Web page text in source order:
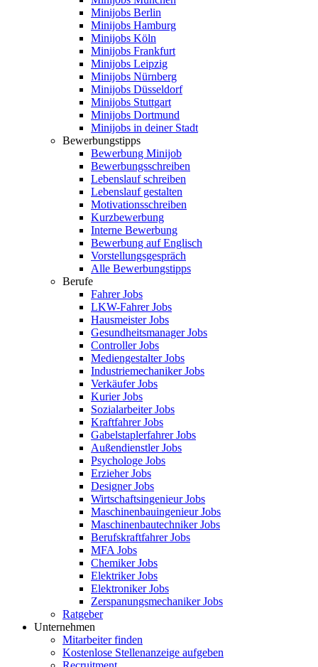
Minijobs Berlin
Minijobs Hamburg
Minijobs Köln
Minijobs Frankfurt
Minijobs Leipzig
Minijobs Nürnberg
Minijobs Düsseldorf
Minijobs Stuttgart
Minijobs Dortmund
Minijobs in deiner Stadt
Bewerbungstipps
Bewerbung Minijob
Bewerbungsschreiben
Lebenslauf schreiben
Lebenslauf gestalten
Motivationsschreiben
Kurzbewerbung
Interne Bewerbung
Bewerbung auf Englisch
Vorstellungsgespräch
Alle Bewerbungstipps
Berufe
Fahrer Jobs
LKW-Fahrer Jobs
Hausmeister Jobs
Gesundheitsmanager Jobs
Controller Jobs
Mediengestalter Jobs
Industriemechaniker Jobs
Verkäufer Jobs
Kurier Jobs
Sozialarbeiter Jobs
Kraftfahrer Jobs
Gabelstaplerfahrer Jobs
Außendienstler Jobs
Psychologe Jobs
Erzieher Jobs
Designer Jobs
Wirtschaftsingenieur Jobs
Maschinenbauingenieur Jobs
Maschinenbautechniker Jobs
Berufskraftfahrer Jobs
MFA Jobs
Chemiker Jobs
Elektriker Jobs
Elektroniker Jobs
Zerspanungsmechaniker Jobs
Ratgeber
Unternehmen
Mitarbeiter finden
Kostenlose Stellenanzeige aufgeben